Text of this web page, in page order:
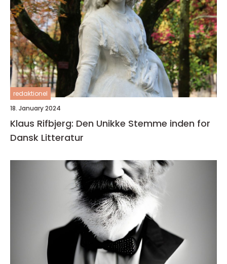
redaktionel
18. January 2024
Klaus Rifbjerg: Den Unikke Stemme inden for
Dansk Litteratur